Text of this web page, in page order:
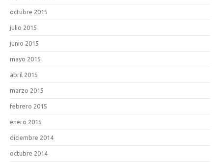
octubre 2015
julio 2015
junio 2015
mayo 2015
abril 2015
marzo 2015
febrero 2015
enero 2015
diciembre 2014
octubre 2014